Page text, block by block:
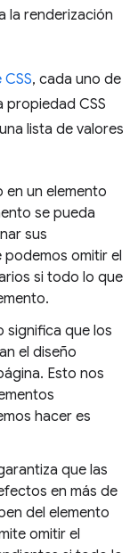
la renderización
, cada uno de
propiedad CSS
lista de valores
en un elemento
se pueda
sus
omitir el
si todo lo que
significa que los
el diseño
Esto nos
hacer es
que las
en más de
del elemento
omitir el